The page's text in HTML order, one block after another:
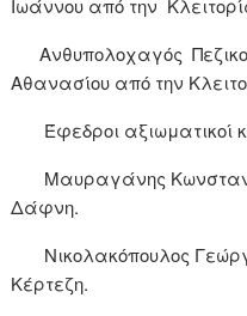
Ιωάννου από την
Ανθυπολοχαγός
Αθανασίου από την
Έφεδροι αξιωματικοί
Μαυραγάνης
Δάφνη.
Νικολακόπουλος
Κέρτεζη.